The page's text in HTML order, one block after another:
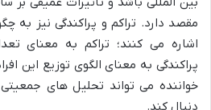
مقصد دارد. تراکم و پراکندگی نیز به
اشاره می کنند؛ تراکم به معنای
پراکندگی به معنای الگوی توزیع این
خواننده می تواند تحلیل های
دنبال کند.